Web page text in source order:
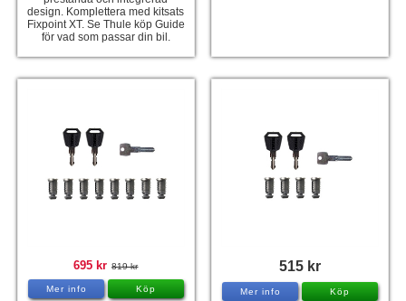
design. Komplettera med kitsats
Fixpoint XT. Se Thule köp Guide
för vad som passar din bil.
695 kr 819 kr
Mer info Köp
515 kr
Mer info Köp